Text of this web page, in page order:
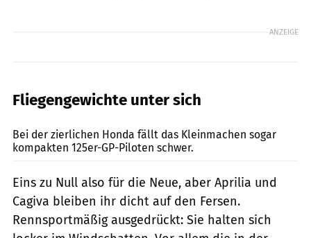
ANZEIGE
Fliegengewichte unter sich
Bei der zierlichen Honda fällt das Kleinmachen sogar
kompakten 125er-GP-Piloten schwer.
Eins zu Null also für die Neue, aber Aprilia und
Cagiva bleiben ihr dicht auf den Fersen.
Rennsportmäßig ausgedrückt: Sie halten sich